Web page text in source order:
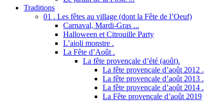
Traditions
01 . Les fêtes au village (dont la Fête de l’Oeuf)
Carnaval, Mardi-Gras ...
Halloween et Citrouille Party
L’aioli monstre .
La Fête d’Août .
La fête provençale d’été (août).
La fête provençale d’août 2012 .
La fête provençale d’août 2013 .
La fête provençale d’août 2014 .
La Fête provençale d’août 2019